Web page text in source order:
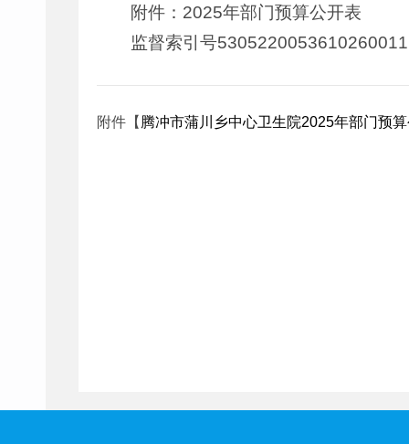
附件：2025年部门预算公开表
监督索引号
附件【 腾冲市蒲川乡中心卫生院2025年部门预